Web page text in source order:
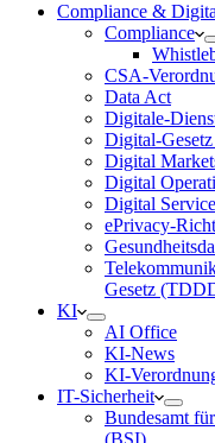
Compliance &
Compliance
CSA-
Data Act
Digitale-
Digital-
Digital
Digital
Digital
ePrivacy-
Gesetz
KI
AI Office
KI-News
KI-
IT-Sicherheit
Bundesamt
(BSI)